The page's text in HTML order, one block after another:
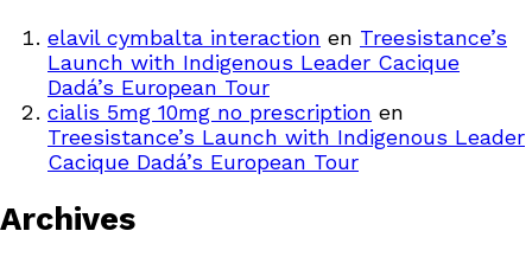
elavil cymbalta interaction en Treesistance’s
Launch with Indigenous Leader Cacique
Dadá’s European Tour
cialis 5mg 10mg no prescription en
Treesistance’s Launch with Indigenous Leader
Cacique Dadá’s European Tour
Archives